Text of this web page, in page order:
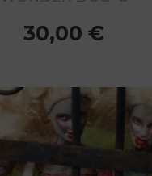
30,00 €
30,00 €
30,00 €
30,00 €
30,00 €
30,00 €
30,00 €
30,00 €
30,00 €